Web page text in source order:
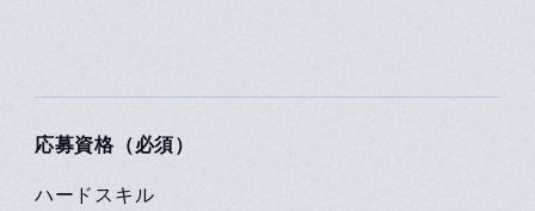
応募資格（必須）
ハードスキル